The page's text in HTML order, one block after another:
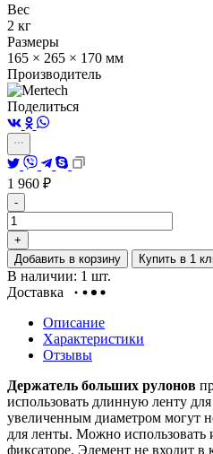
Вес
2 кг
Размеры
165 × 265 × 170 мм
Производитель
Поделиться
1 960 ₽
-
+
Добавить в корзину
Купить в 1
В наличии: 1 шт.
Доставка
Описание
Характеристики
Отзывы
Держатель больших рулонов
использовать длинную ленту
увеличенным диаметром могут
для ленты. Можно
фиксаторе. Элемент не входит в